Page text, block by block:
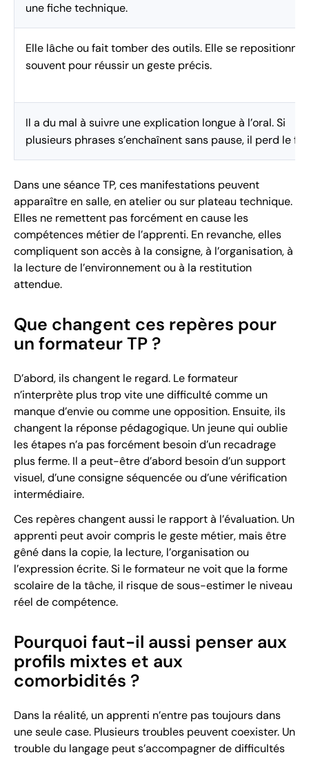
une fiche technique.
Elle lâche ou fait tomber des outils. Elle se repositionne
souvent pour réussir un geste précis.
Il a du mal à suivre une explication longue à l’oral. Si
plusieurs phrases s’enchaînent sans pause, il perd le fil.
Dans une séance TP, ces manifestations peuvent
apparaître en salle, en atelier ou sur plateau technique.
Elles ne remettent pas forcément en cause les
compétences métier de l’apprenti. En revanche, elles
compliquent son accès à la consigne, à l’organisation, à
la lecture de l’environnement ou à la restitution
attendue.
Que changent ces repères pour
un formateur TP ?
D’abord, ils changent le regard. Le formateur
n’interprète plus trop vite une difficulté comme un
manque d’envie ou comme une opposition. Ensuite, ils
changent la réponse pédagogique. Un jeune qui oublie
les étapes n’a pas forcément besoin d’un recadrage
plus ferme. Il a peut-être d’abord besoin d’un support
visuel, d’une consigne séquencée ou d’une vérification
intermédiaire.
Ces repères changent aussi le rapport à l’évaluation. Un
apprenti peut avoir compris le geste métier, mais être
gêné dans la copie, la lecture, l’organisation ou
l’expression écrite. Si le formateur ne voit que la forme
scolaire de la tâche, il risque de sous-estimer le niveau
réel de compétence.
Pourquoi faut-il aussi penser aux
profils mixtes et aux
comorbidités ?
Dans la réalité, un apprenti n’entre pas toujours dans
une seule case. Plusieurs troubles peuvent coexister. Un
trouble du langage peut s’accompagner de difficultés